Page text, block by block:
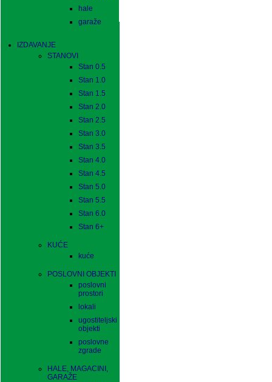
hale
garaže
IZDAVANJE
STANOVI
Stan 0.5
Stan 1.0
Stan 1.5
Stan 2.0
Stan 2.5
Stan 3.0
Stan 3.5
Stan 4.0
Stan 4.5
Stan 5.0
Stan 5.5
Stan 6.0
Stan 6+
KUĆE
kuće
POSLOVNI OBJEKTI
poslovni
prostori
lokali
ugostiteljski
objekti
poslovne
zgrade
HALE, MAGACINI,
GARAŽE